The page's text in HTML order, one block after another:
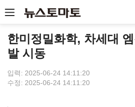
한미정밀화학, 차세대
발 시동
입력: 2025-06-24 14:11:20
수정: 2025-06-24 14:11:20